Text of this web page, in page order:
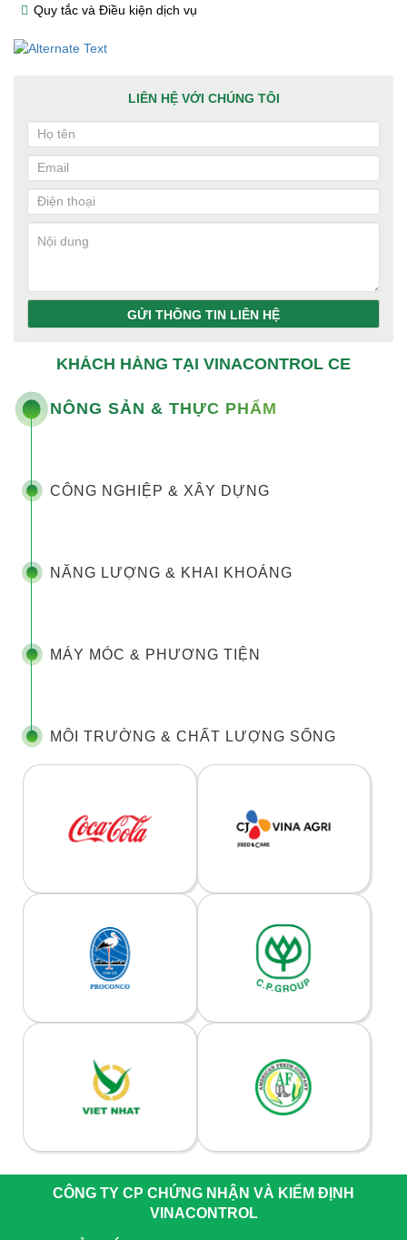
Quy tắc và Điều kiện dịch vụ
LIÊN HỆ VỚI CHÚNG TÔI
GỬI THÔNG TIN LIÊN HỆ
KHÁCH HÀNG TẠI VINACONTROL CE
NÔNG SẢN & THỰC PHẨM
CÔNG NGHIỆP & XÂY DỰNG
NĂNG LƯỢNG & KHAI KHOÁNG
MÁY MÓC & PHƯƠNG TIỆN
MÔI TRƯỜNG & CHẤT LƯỢNG SỐNG
CÔNG TY CP CHỨNG NHẬN VÀ KIỂM ĐỊNH
VINACONTROL